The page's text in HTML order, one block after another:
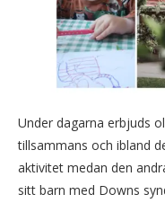
Under dagarna erbjuds
tillsammans och ibland
aktivitet medan den
sitt barn med Downs